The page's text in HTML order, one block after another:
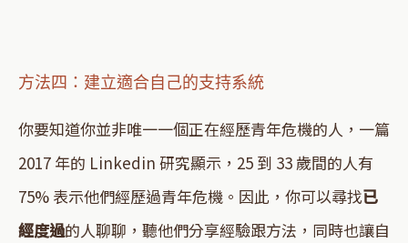
方法四：建立適合自己的支持系統
你要知道你並非唯一一個正在經歷青年危機的人，一篇
2017 年的 Linkedin 研究顯示，25 到 33 歲間的人有
75% 表示他們經歷過青年危機。因此，你可以尋找已
經度過的人聊聊，聽他們分享經驗跟方法，同時也讓自